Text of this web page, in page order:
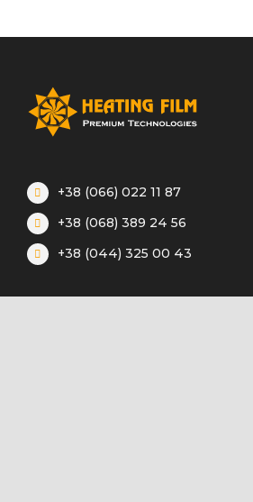
+38 (066) 022 11 87
+38 (068) 389 24 56
+38 (044) 325 00 43